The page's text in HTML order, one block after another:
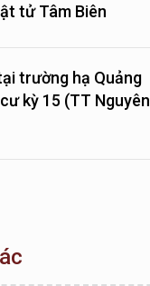
tử Tâm Biên
trường hạ Quảng
kỳ 15 (TT Nguyên